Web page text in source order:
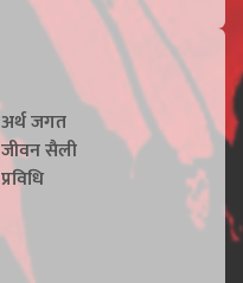
अर्थ जगत
जीवन सैली
प्रविधि